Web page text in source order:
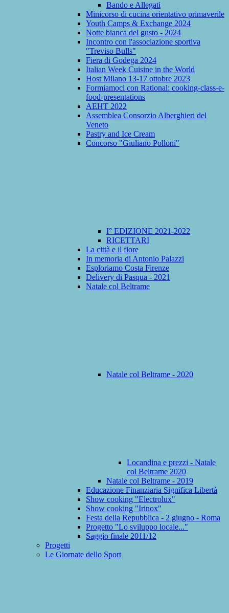
Bando e Allegati
Minicorso di cucina orientativo primaverile
Youth Camps & Exchange 2024
Notte bianca del gusto - 2024
Incontro con l'associazione sportiva
"Treviso Bulls"
Fiera di Godega 2024
Italian Week Cuisine in the World
Host Milano 13-17 ottobre 2023
Formiamoci con Rational: cooking-class-e-
food-presentations
AEHT 2022
Assemblea Consorzio Alberghieri del
Veneto
Pastry and Ice Cream
Concorso "Giuliano Polloni"
I° EDIZIONE 2021-2022
RICETTARI
La città e il fiore
In memoria di Antonio Palazzi
Esploriamo Costa Firenze
Delivery di Pasqua - 2021
Natale col Beltrame
Natale col Beltrame - 2020
Locandina e prezzi - Natale
col Beltrame 2020
Natale col Beltrame - 2019
Educazione Finanziaria Significa Libertà
Show cooking "Electrolux"
Show cooking "Irinox"
Festa della Repubblica - 2 giugno - Roma
Progetto "Lo sviluppo locale..."
Saggio finale 2011/12
Progetti
Le Giornate dello Sport